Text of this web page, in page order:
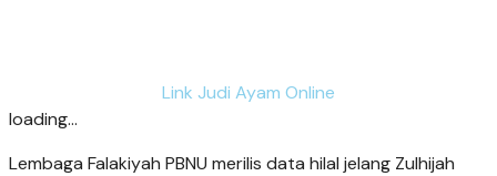
Link Judi Ayam Online
loading...
Lembaga Falakiyah PBNU merilis data hilal jelang Zulhijah